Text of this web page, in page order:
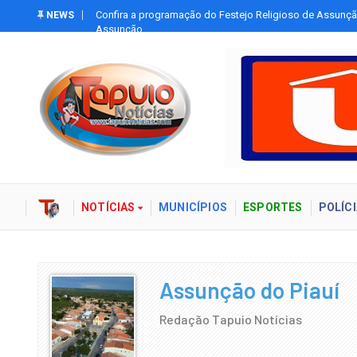
NEWS
Confira a programação do Festejo Religioso de
Assunção
NOTÍCIAS MUNICÍPIOS ESPORTES
Assunção do Piauí
Redação Tapuio Notícias